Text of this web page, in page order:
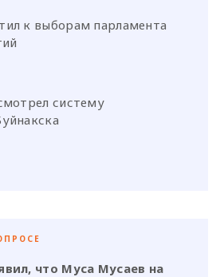
к выборам парламента
систему
что Муса Мусаев на